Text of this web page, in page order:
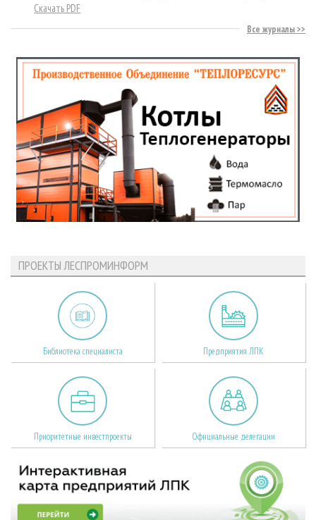
Скачать PDF
Все журналы
ПРОЕКТЫ ЛЕСПРОМИНФОРМ
Библиотека специалиста Предприятия ЛПК
Приоритетные инвестпроекты Официальные делегации